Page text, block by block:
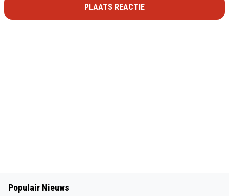
PLAATS REACTIE
Populair Nieuws